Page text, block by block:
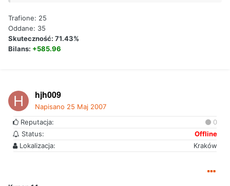
Trafione: 25
Oddane: 35
Skuteczność: 71.43%
Bilans: +585.96
hjh009
Napisano 25 Maj 2007
Reputacja:
0
Status:
Offline
Lokalizacja:
Kraków